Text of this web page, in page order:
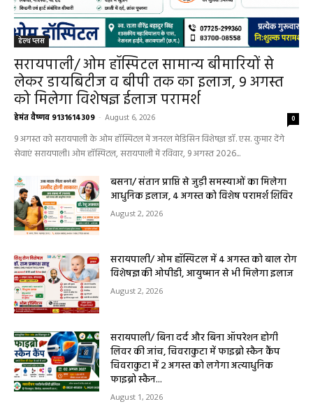
हेल्थ प्लस
सरायपाली/ ओम हॉस्पिटल सामान्य बीमारियों से
लेकर डायबिटीज व बीपी तक का इलाज, 9 अगस्त
को मिलेगा विशेषज्ञ ईलाज परामर्श
हेमंत वैष्णव 9131614309 - August 6, 2026 0
9 अगस्त को सरायपाली के ओम हॉस्पिटल में जनरल मेडिसिन विशेषज्ञ डॉ. एस. कुमार देंगे
सेवाएं सरायपाली। ओम हॉस्पिटल, सरायपाली में रविवार, 9 अगस्त 2026...
बसना/ संतान प्राप्ति से जुड़ी समस्याओं का मिलेगा
आधुनिक इलाज, 4 अगस्त को विशेष परामर्श शिविर
August 2, 2026
सरायपाली/ ओम हॉस्पिटल में 4 अगस्त को बाल रोग
विशेषज्ञ की ओपीडी, आयुष्मान से भी मिलेगा इलाज
August 2, 2026
सरायपाली/ बिना दर्द और बिना ऑपरेशन होगी
लिवर की जांच, चिवराकुटा में फाइब्रो स्कैन कैंप
चिवराकुटा में 2 अगस्त को लगेगा अत्याधुनिक
फाइब्रो स्कैन...
August 1, 2026